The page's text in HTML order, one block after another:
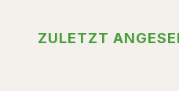
ZULETZT